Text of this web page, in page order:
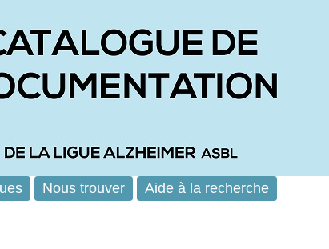
Nous trouver Aide à la recherche